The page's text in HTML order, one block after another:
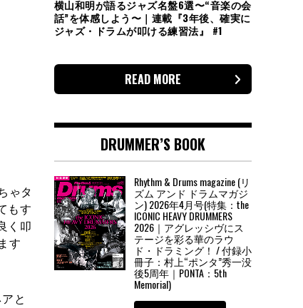
ゃタ
もす
く叩
す
と
横山和明が語るジャズ名盤6選〜“音楽の会
話”を体感しよう〜｜連載『3年後、確実に
ジャズ・ドラムが叩ける練習法』 #1
READ MORE
DRUMMER’S BOOK
Rhythm & Drums magazine (リ
ズム アンド ドラムマガジ
ン) 2026年4月号(特集：the
ICONIC HEAVY DRUMMERS
2026｜アグレッシヴにス
テージを彩る華のラウ
ド・ドラミング！ / 付録小
冊子：村上“ポンタ”秀一没
後5周年｜PONTA：5th
Memorial)